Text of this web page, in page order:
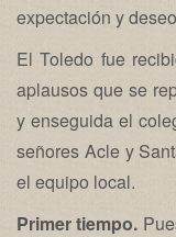
expectación y
El Toledo fue
aplausos que se
y enseguida el
señores Acle y
el equipo local.
Primer tiempo.